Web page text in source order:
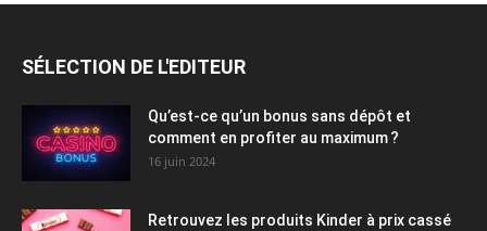
SÉLECTION DE L'EDITEUR
Qu’est-ce qu’un bonus sans dépôt et
comment en profiter au maximum ?
16 juin 2024
Retrouvez les produits Kinder à prix cassé